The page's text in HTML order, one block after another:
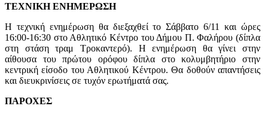
ΤΕΧΝΙΚΗ ΕΝΗΜΕΡΩΣΗ
Η τεχνική ενημέρωση θα διεξαχθεί το Σάββατο 6/11 και ώρες
16:00-16:30 στο Αθλητικό Κέντρο του Δήμου Π. Φαλήρου (δίπλα
στη στάση τραμ Τροκαντερό). Η ενημέρωση θα γίνει στην
αίθουσα του πρώτου ορόφου δίπλα στο κολυμβητήριο στην
κεντρική είσοδο του Αθλητικού Κέντρου. Θα δοθούν απαντήσεις
και διευκρινίσεις σε τυχόν ερωτήματά σας.
ΠΑΡΟΧΕΣ